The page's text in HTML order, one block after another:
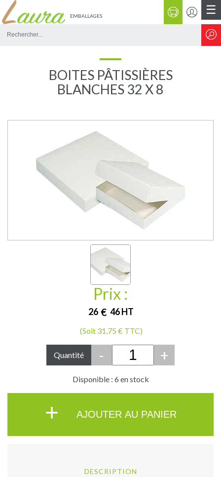
☰
EMBALLAGES
BOITES PÂTISSIÈRES
BLANCHES 32 X 8
Prix :
26 € 46HT
(Soit 31,75 € TTC)
Quantité - +
Disponible : 6 en stock
+ AJOUTER AU PANIER
DESCRIPTION